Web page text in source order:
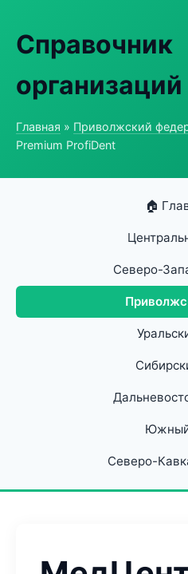
Справочник
организаций
Главная » Приволжский
Premium ProfiDent
🏠
Северо-
Северо-